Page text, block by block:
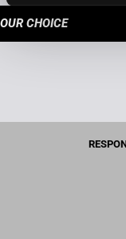
OUR CHOICE